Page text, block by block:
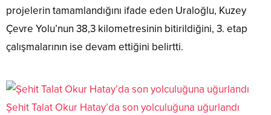
projelerin tamamlandığını ifade eden Uraloğlu, Kuzey
Çevre Yolu’nun 38,3 kilometresinin bitirildiğini, 3. etap
çalışmalarının ise devam ettiğini belirtti.
Şehit Talat Okur Hatay’da son yolculuğuna uğurlandı